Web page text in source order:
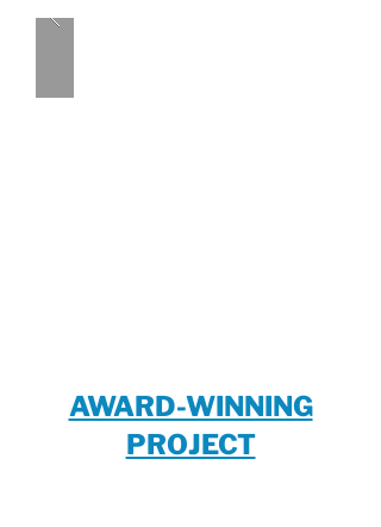
AWARD-WINNING
PROJECT